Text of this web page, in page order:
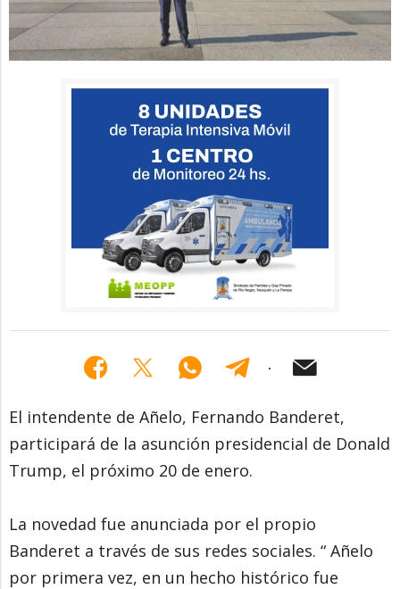
El intendente de Añelo, Fernando Banderet,
participará de la asunción presidencial de Donald
Trump, el próximo 20 de enero.
La novedad fue anunciada por el propio
Banderet a través de sus redes sociales. “ Añelo
por primera vez, en un hecho histórico fue